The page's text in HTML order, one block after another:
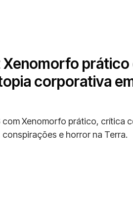
prático
corporativa
com Xenomorfo prático, crítica
e horror na Terra.